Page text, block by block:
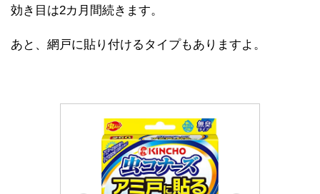
効き目は2カ月間続きます。
あと、網戸に貼り付けるタイプもありますよ。